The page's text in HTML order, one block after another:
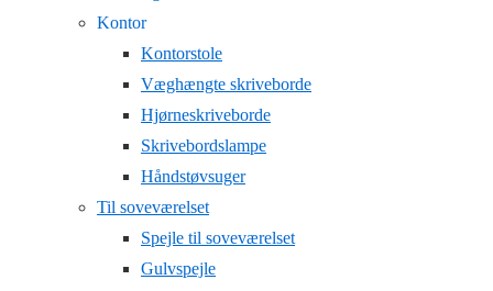
Kontor
Kontorstole
Væghængte skriveborde
Hjørneskriveborde
Skrivebordslampe
Håndstøvsuger
Til soveværelset
Spejle til soveværelset
Gulvspejle